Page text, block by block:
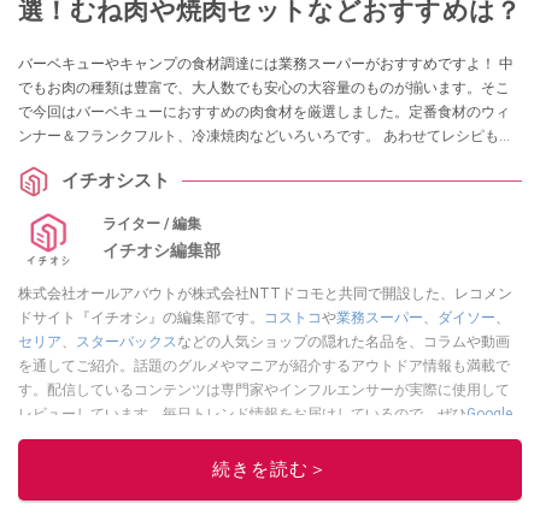
選！むね肉や焼肉セットなどおすすめは？
バーベキューやキャンプの食材調達には業務スーパーがおすすめですよ！ 中
でもお肉の種類は豊富で、大人数でも安心の大容量のものが揃います。そこ
で今回はバーベキューにおすすめの肉食材を厳選しました。定番食材のウィ
ンナー＆フランクフルト、冷凍焼肉などいろいろです。 あわせてレシピも紹
イチオシスト
ライター / 編集
イチオシ編集部
株式会社オールアバウトが株式会社NTTドコモと共同で開設した、レコメン
ドサイト『イチオシ』の編集部です。
コストコや業務スーパー ダイソー
セリア
スターバックス などの人気ショップの隠れた名品を、コラムや動画
を通してご紹介。話題のグルメやマニアが紹介するアウトドア情報も満載で
す。配信しているコンテンツは専門家やインフルエンサーが実際に使用して
レビューしています。毎日トレンド情報をお届けしているので、ぜひGoogle
ニュースでフォローしてください！
このイチオシストの他の記事を読む
続きを読む＞